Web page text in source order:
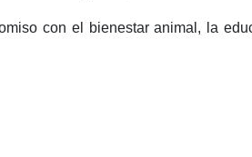
con el bienestar animal, la